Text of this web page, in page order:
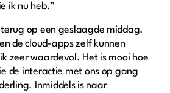
ik nu heb.”
op een geslaagde middag.
de cloud-apps zelf kunnen
zeer waardevol. Het is mooi hoe
de interactie met ons op gang
Inmiddels is naar